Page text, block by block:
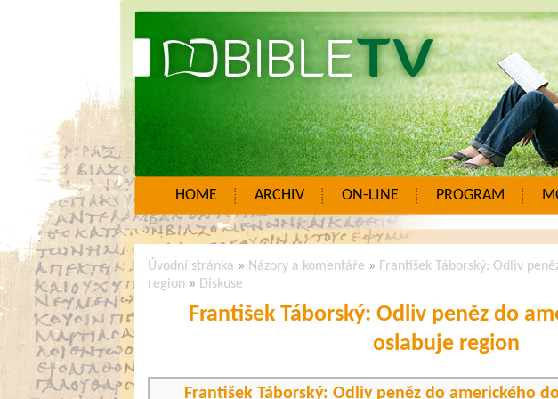
HOME ARCHIV ON-LINE PROGRAM
Úvodní stránka » Názory a komentáře » František Táborský: Odliv
region » Diskuse
František Táborský: Odliv peněz do
oslabuje region
František Táborský: Odliv peněz do amerického